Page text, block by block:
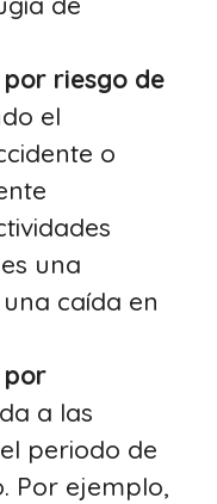
por riesgo de
el
o
una
caída en
por
a las
periodo de
Por ejemplo,